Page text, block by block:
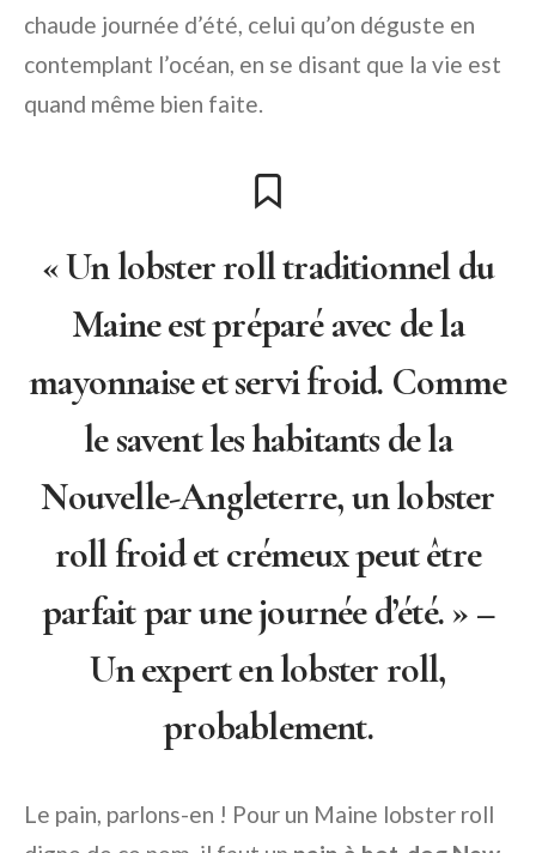
chaude journée d’été, celui qu’on déguste en
contemplant l’océan, en se disant que la vie est
quand même bien faite.
« Un lobster roll traditionnel du
Maine est préparé avec de la
mayonnaise et servi froid. Comme
le savent les habitants de la
Nouvelle-Angleterre, un lobster
roll froid et crémeux peut être
parfait par une journée d’été. » –
Un expert en lobster roll,
probablement.
Le pain, parlons-en ! Pour un Maine lobster roll